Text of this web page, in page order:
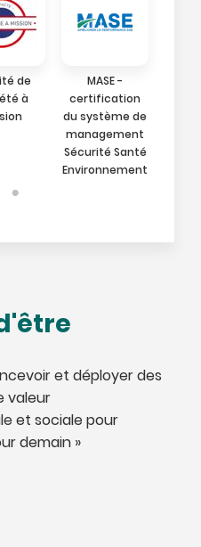
de
à
MASE -
certification
du système de
management
Sécurité Santé
Environnement
et déployer des
valeur
et sociale pour
demain »